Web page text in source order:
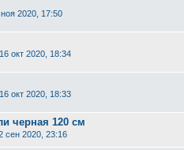
2020, 17:50
16 окт 2020, 18:34
16 окт 2020, 18:33
черная 120 см
сен 2020, 23:16